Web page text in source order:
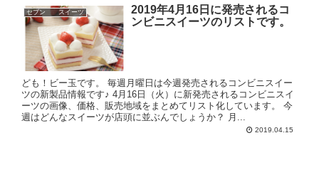
セブン スイーツ
2019年4月16日に発売されるコ
ンビニスイーツのリストです。
ども！ビー玉です。 毎週月曜日は今週発売されるコンビニスイー
ツの新製品情報です♪ 4月16日（火）に新発売されるコンビニスイ
ーツの画像、価格、販売地域をまとめてリスト化しています。 今
週はどんなスイーツが店頭に並ぶんでしょうか？ 月...
2019.04.15